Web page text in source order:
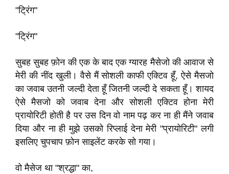
"ट्रिंग"
"ट्रिंग"
सुबह सुबह फ़ोन की एक के बाद एक ग्यारह मैसेजो की आवाज से
मेरी की नींद खुली। वैसे मैं सोशली काफी एक्टिव हूँ, ऐसे मैसजो
का जवाब उतनी जल्दी देता हूँ जितनी जल्दी दे सकता हूँ। शायद
ऐसे मैसजो को जवाब देना और सोशली एक्टिव होना मेरी
प्रायोरिटी होती है पर उस दिन वो नाम पढ़ कर ना ही मैंने जवाब
दिया और ना ही मुझे उसको रिप्लाई देना मेरी "प्रायोरिटी" लगी
इसलिए चुपचाप फ़ोन साइलेंट करके सो गया।
वो मैसेज था "श्रद्धा" का,